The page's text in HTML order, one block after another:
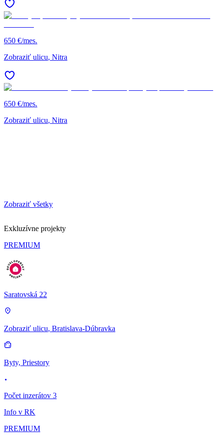
650 €/mes.
Zobraziť ulicu, Nitra
650 €/mes.
Zobraziť ulicu, Nitra
Zobraziť všetky
Exkluzívne projekty
PREMIUM
Saratovská 22
Zobraziť ulicu, Bratislava-Dúbravka
Byty, Priestory
Počet inzerátov 3
Info v RK
PREMIUM